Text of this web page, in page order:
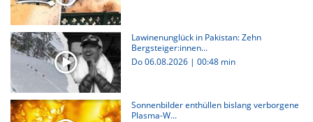
Lawinenunglück in Pakistan: Zehn
Bergsteiger:innen...
Do 06.08.2026 | 00:48 min
Sonnenbilder enthüllen bislang verborgene
Plasma-W...